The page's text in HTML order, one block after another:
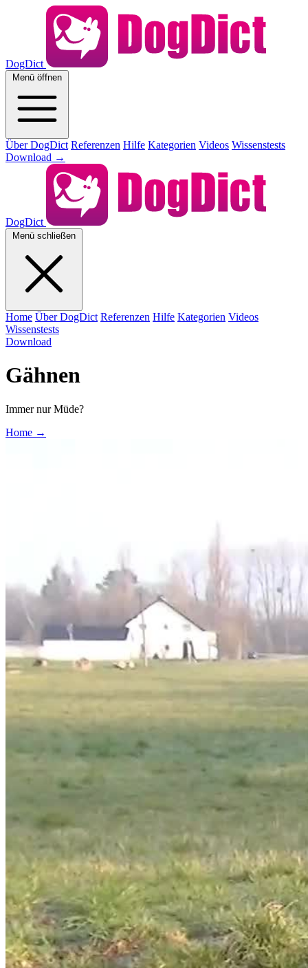
DogDict
Menü öffnen
Über DogDict Referenzen Hilfe Kategorien Videos Wissenstests
Download →
DogDict
Menü schließen
Home Über DogDict Referenzen Hilfe Kategorien Videos
Wissenstests
Download
Gähnen
Immer nur Müde?
Home →